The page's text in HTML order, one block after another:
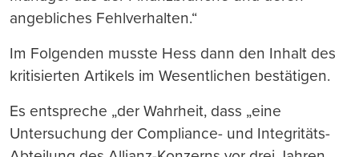
angebliches Fehlverhalten.“
Im Folgenden musste Hess dann den Inhalt des
kritisierten Artikels im Wesentlichen bestätigen.
Es entspreche „der Wahrheit, dass „eine
Untersuchung der Compliance- und Integritäts-